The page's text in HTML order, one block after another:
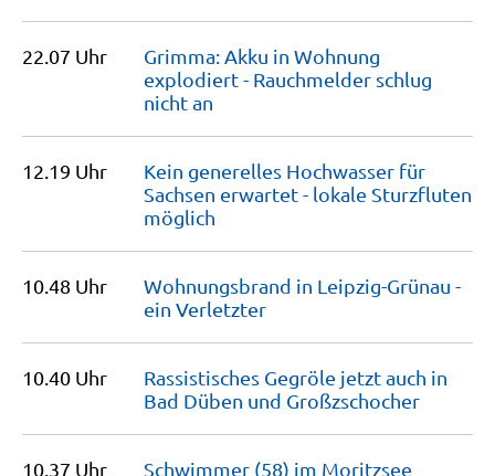
22.07 Uhr
Grimma: Akku in Wohnung
explodiert - Rauchmelder schlug
nichtan
12.19 Uhr
Kein generelles Hochwasser für
Sachsen erwartet - lokale Sturzfluten
möglich
10.48 Uhr
Wohnungsbrand in Leipzig-Grünau -
ein Verletzter
10.40 Uhr
Rassistisches Gegröle jetzt auch in
Bad Düben und Großzschocher
10.37 Uhr Schwimmer (58) im Moritzsee